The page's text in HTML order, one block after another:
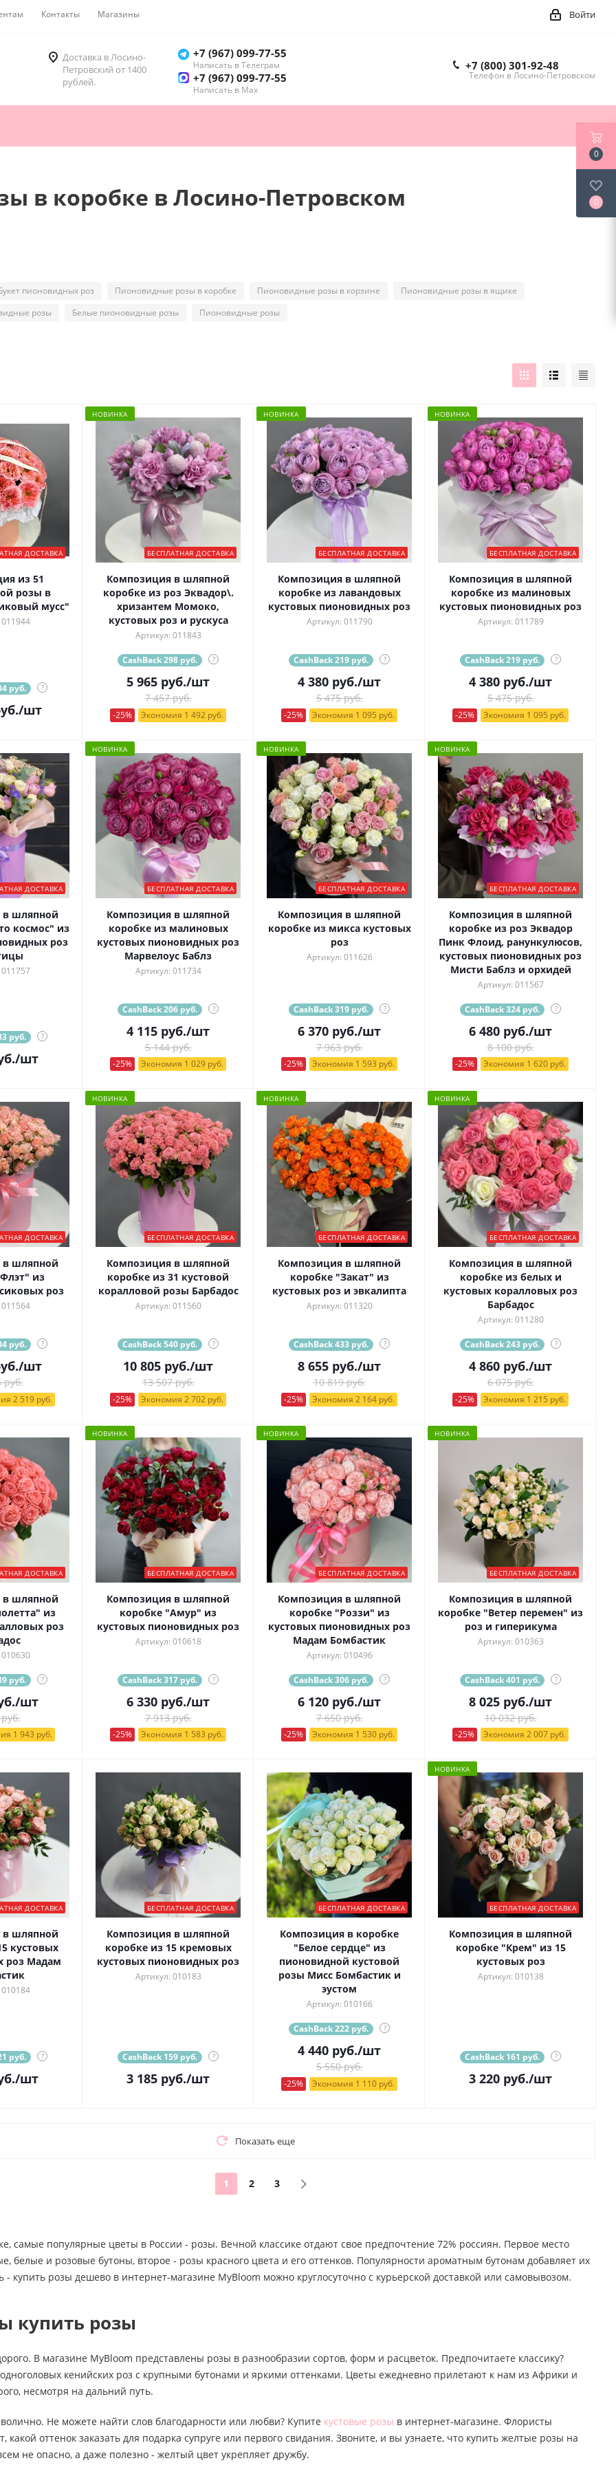
Контакты Магазины Войти
Доставка в Лосино-
Петровский от 1400
рублей.
+7 (967) 099-77-55
Написать в Телеграм
+7 (967) 099-77-55
Написать в Мах
+7 (800) 301-92-48
Телефон в Лосино-Петровском
в коробке в Лосино-Петровском
пионовидных роз Пионовидные розы в коробке Пионовидные розы в корзине
Пионовидные розы в ящике
розы
Белые пионовидные розы Пионовидные розы
ДОСТАВКА
из 51
розы в
мусс"
руб. ?
/шт
НОВИНКА
БЕСПЛАТНАЯ ДОСТАВКА
Композиция в шляпной
коробке из роз Эквадор\.
хризантем Момоко,
кустовых роз и рускуса
Артикул: 011843
CashBack 298 руб. ?
5 965 руб./шт
7 457 руб.
-25% Экономия 1 492 руб.
НОВИНКА
БЕСПЛАТНАЯ ДОСТАВКА
Композиция в шляпной
коробке из лавандовых
кустовых пионовидных роз
Артикул: 011790
CashBack 219 руб. ?
4 380 руб./шт
5 475 руб.
-25% Экономия 1 095 руб.
НОВИНКА
БЕСПЛАТНАЯ ДОСТАВКА
Композиция в шляпной
коробке из малиновых
кустовых пионовидных роз
Артикул: 011789
CashBack 219 руб. ?
4 380 руб./шт
5 475 руб.
-25% Экономия 1 095 руб.
ДОСТАВКА
в шляпной
космос" из
роз
руб. ?
/шт
НОВИНКА
БЕСПЛАТНАЯ ДОСТАВКА
Композиция в шляпной
коробке из малиновых
кустовых пионовидных роз
Марвелоус Баблз
Артикул: 011734
CashBack 206 руб. ?
4 115 руб./шт
5 144 руб.
-25% Экономия 1 029 руб.
НОВИНКА
БЕСПЛАТНАЯ ДОСТАВКА
Композиция в шляпной
коробке из микса кустовых
роз
Артикул: 011626
CashBack 319 руб. ?
6 370 руб./шт
7 963 руб.
-25% Экономия 1 593 руб.
НОВИНКА
БЕСПЛАТНАЯ ДОСТАВКА
Композиция в шляпной
коробке из роз Эквадор
Пинк Флоид, ранункулюсов,
кустовых пионовидных роз
Мисти Баблз и орхидей
Артикул: 011567
CashBack 324 руб. ?
6 480 руб./шт
8 100 руб.
-25% Экономия 1 620 руб.
ДОСТАВКА
в шляпной
из
роз
руб. ?
/шт
руб.
2 519 руб.
НОВИНКА
БЕСПЛАТНАЯ ДОСТАВКА
Композиция в шляпной
коробке из 31 кустовой
коралловой розы Барбадос
Артикул: 011560
CashBack 540 руб. ?
10 805 руб./шт
13 507 руб.
-25% Экономия 2 702 руб.
НОВИНКА
БЕСПЛАТНАЯ ДОСТАВКА
Композиция в шляпной
коробке "Закат" из
кустовых роз и эвкалипта
Артикул: 011320
CashBack 433 руб. ?
8 655 руб./шт
10 819 руб.
-25% Экономия 2 164 руб.
НОВИНКА
БЕСПЛАТНАЯ ДОСТАВКА
Композиция в шляпной
коробке из белых и
кустовых коралловых роз
Барбадос
Артикул: 011280
CashBack 243 руб. ?
4 860 руб./шт
6 075 руб.
-25% Экономия 1 215 руб.
ДОСТАВКА
в шляпной
из
роз
руб. ?
/шт
1 943 руб.
НОВИНКА
БЕСПЛАТНАЯ ДОСТАВКА
Композиция в шляпной
коробке "Амур" из
кустовых пионовидных роз
Артикул: 010618
CashBack 317 руб. ?
6 330 руб./шт
7 913 руб.
-25% Экономия 1 583 руб.
НОВИНКА
БЕСПЛАТНАЯ ДОСТАВКА
Композиция в шляпной
коробке "Роззи" из
кустовых пионовидных роз
Мадам Бомбастик
Артикул: 010496
CashBack 306 руб. ?
6 120 руб./шт
7 650 руб.
-25% Экономия 1 530 руб.
НОВИНКА
БЕСПЛАТНАЯ ДОСТАВКА
Композиция в шляпной
коробке "Ветер перемен" из
роз и гиперикума
Артикул: 010363
CashBack 401 руб. ?
8 025 руб./шт
10 032 руб.
-25% Экономия 2 007 руб.
ДОСТАВКА
в шляпной
кустовых
роз Мадам
руб. ?
/шт
БЕСПЛАТНАЯ ДОСТАВКА
Композиция в шляпной
коробке из 15 кремовых
кустовых пионовидных роз
Артикул: 010183
CashBack 159 руб. ?
3 185 руб./шт
БЕСПЛАТНАЯ ДОСТАВКА
Композиция в коробке
"Белое сердце" из
пионовидной кустовой
розы Мисс Бомбастик и
эустом
Артикул: 010166
CashBack 222 руб. ?
4 440 руб./шт
5 550 руб.
-25% Экономия 1 110 руб.
НОВИНКА
БЕСПЛАТНАЯ ДОСТАВКА
Композиция в шляпной
коробке "Крем" из 15
кустовых роз
Артикул: 010138
CashBack 161 руб. ?
3 220 руб./шт
Показать еще
1 2 3
самые популярные цветы в России - розы. Вечной классике отдают свое предпочтение 72% россиян. Первое место
белые и розовые бутоны, второе - розы красного цвета и его оттенков. Популярности ароматным бутонам добавляет их
- купить розы дешево в интернет-магазине MyBloom можно круглосуточно с курьерской доставкой или самовывозом.
купить розы
В магазине MyBloom представлены розы в разнообразии сортов, форм и расцветок. Предпочитаете классику?
одноголовых кенийских роз с крупными бутонами и яркими оттенками. Цветы ежедневно прилетают к нам из Африки и
несмотря на дальний путь.
Не можете найти слов благодарности или любви? Купите кустовые розы в интернет-магазине. Флористы
какой оттенок заказать для подарка супруге или первого свидания. Звоните, и вы узнаете, что купить желтые розы на
не опасно, а даже полезно - желтый цвет укрепляет дружбу.
0
0